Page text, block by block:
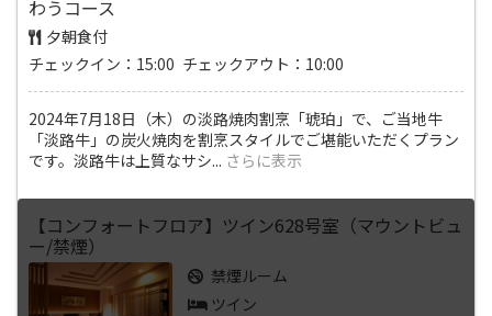
わうコース
夕朝食付
チェックイン：15:00 チェックアウト：10:00
2024年7月18日（木）の淡路焼肉割烹「琥珀」で、ご当地牛
「淡路牛」の炭火焼肉を割烹スタイルでご堪能いただくプラン
です。淡路牛は上質なサシ... さらに表示
【コンフォートフロア】ツイン628号室（マウントビュ
ー/禁煙）
禁煙ルーム
ツイン